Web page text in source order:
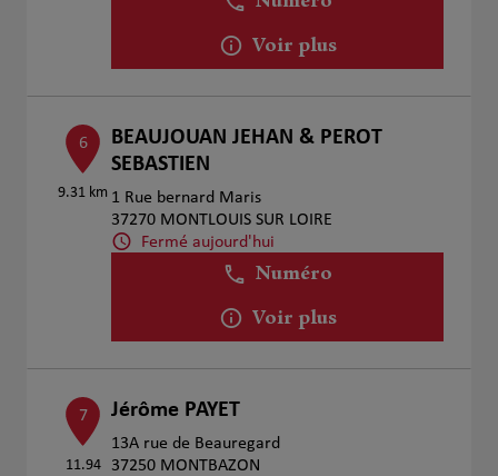
Voir plus
6
9.31 km
BEAUJOUAN JEHAN & PEROT
SEBASTIEN
1 Rue bernard Maris
37270 MONTLOUIS SUR LOIRE
Fermé aujourd'hui
Numéro
Voir plus
7
11.94
Jérôme PAYET
13A rue de Beauregard
37250 MONTBAZON